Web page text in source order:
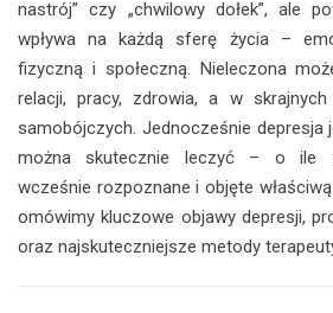
nastrój” czy „chwilowy dołek”, ale
wpływa na każdą sferę życia –
fizyczną i społeczną. Nieleczona
relacji, pracy, zdrowia, a w
samobójczych. Jednocześnie depresja
można skutecznie leczyć – o ile
wcześnie rozpoznane i objęte
omówimy kluczowe objawy depresji,
oraz najskuteczniejsze metody